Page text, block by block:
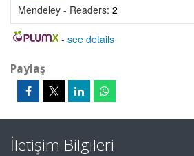
Mendeley - Readers: 2
- see details
Paylaş
İletişim Bilgileri